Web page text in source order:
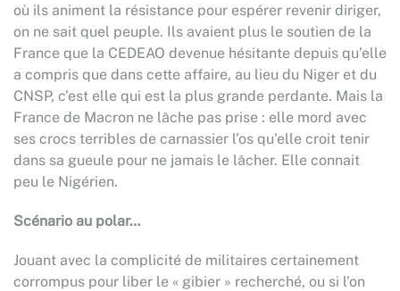
où ils animent la résistance pour espérer revenir diriger,
on ne sait quel peuple. Ils avaient plus le soutien de la
France que la CEDEAO devenue hésitante depuis qu’elle
a compris que dans cette affaire, au lieu du Niger et du
CNSP, c’est elle qui est la plus grande perdante. Mais la
France de Macron ne lâche pas prise : elle mord avec
ses crocs terribles de carnassier l’os qu’elle croit tenir
dans sa gueule pour ne jamais le lâcher. Elle connait
peu le Nigérien.
Scénario au polar…
Jouant avec la complicité de militaires certainement
corrompus pour liber le « gibier » recherché, ou si l’on